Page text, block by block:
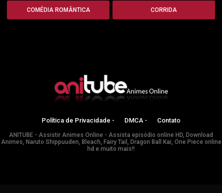
COMÉDIA ROMÂNTICA CORRIDA
Política de Privacidade - DMCA - Contato
ANITUBE - Assistir Animes Online - Assista episódio online HD, Download
Animes, Naruto Shippuuden, Bleach, Fairy Tail, Dragon Ball Kai, One Piece online
hd e muito mais!!